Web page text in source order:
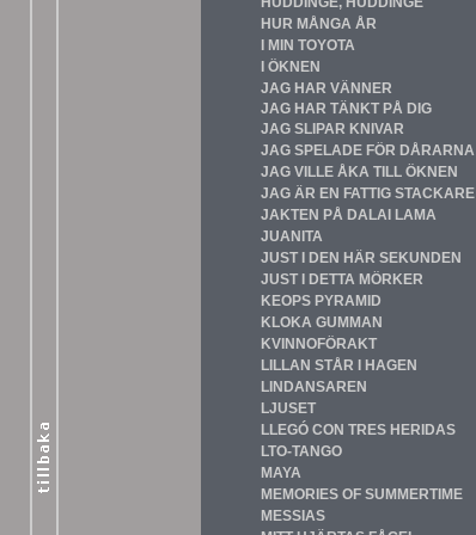
HUR MÅNGA ÅR
I MIN TOYOTA
I ÖKNEN
JAG HAR VÄNNER
JAG HAR TÄNKT PÅ DIG
JAG SLIPAR KNIVAR
JAG SPELADE FÖR DÅRARNA
JAG VILLE ÅKA TILL ÖKNEN
JAG ÄR EN FATTIG STACKARE
JAKTEN PÅ DALAI LAMA
JUANITA
JUST I DEN HÄR SEKUNDEN
JUST I DETTA MÖRKER
KEOPS PYRAMID
KLOKA GUMMAN
KVINNOFÖRAKT
LILLAN STÅR I HAGEN
LINDANSAREN
LJUSET
LLEGÓ CON TRES HERIDAS
LTO-TANGO
MAYA
MEMORIES OF SUMMERTIME
MESSIAS